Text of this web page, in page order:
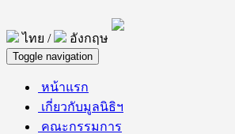
ไทย / อังกฤษ
Toggle navigation
หน้าแรก
เกี่ยวกับมูลนิธิฯ
คณะกรรมการ